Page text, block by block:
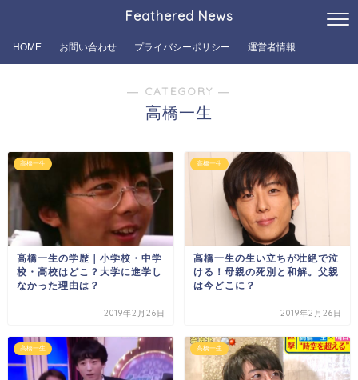
Feathered News
HOME お問い合わせ プライバシーポリシー 運営者情報
― CATEGORY ―
高橋一生
高橋一生
高橋一生の学歴｜小学校・中学
校・高校はどこ？大学に進学し
なかった理由は？
2019年2月26日
高橋一生
高橋一生の生い立ちが壮絶で泣
ける！母親の死別と和解。父親
は今どこに？
2019年2月26日
高橋一生 高橋一生